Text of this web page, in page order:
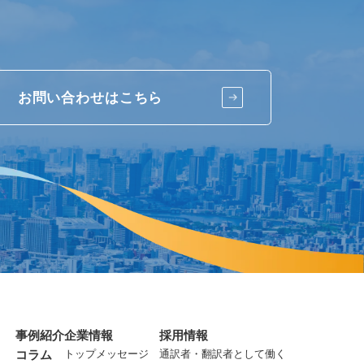
お問い合わせはこちら
事例紹介
コラム
企業情報
トップメッセージ
採用情報
通訳者・翻訳者として働く